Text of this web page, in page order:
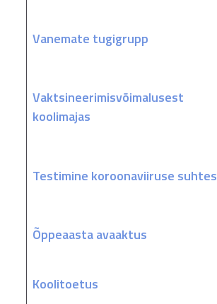
Vanemate tugigrupp
Vaktsineerimisvõimalusest
koolimajas
Testimine koroonaviiruse suhtes
Õppeaasta avaaktus
Koolitoetus